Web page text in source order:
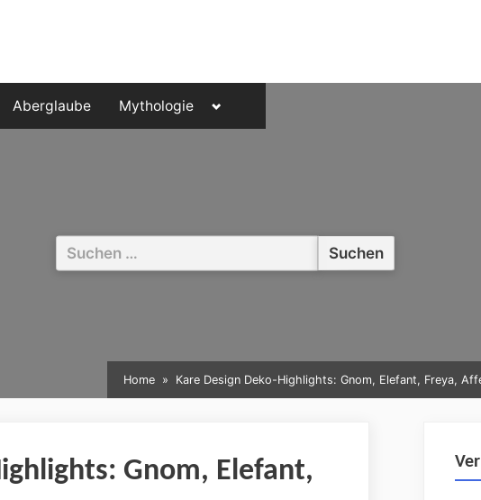
Aberglaube Mythologie
Toggle
menu
Suchen
nach:
Home Kare Design Deko-Highlights: Gnom, Elefant, Freya,
Gnom, Elefant,